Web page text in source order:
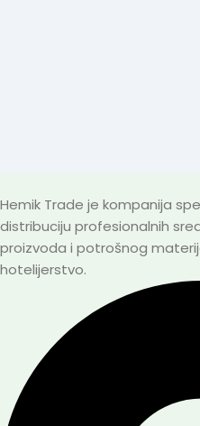
Hemik Trade je kompanija
distribuciju profesionalnih
proizvoda i potrošnog
hotelijerstvo.